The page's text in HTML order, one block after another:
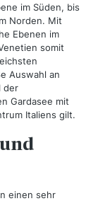
im Süden, bis
Norden. Mit
Ebenen im
somit
Auswahl an
der
Gardasee mit
Italiens gilt.
einen sehr